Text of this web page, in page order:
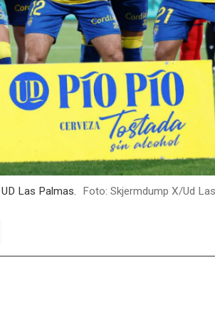
Las Palmas. Skjermdump X/Ud